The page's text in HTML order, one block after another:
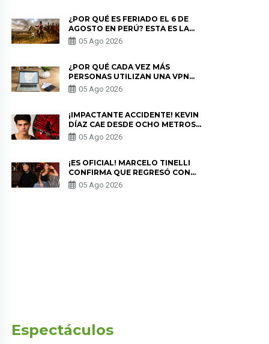
¿POR QUÉ ES FERIADO EL 6 DE
AGOSTO EN PERÚ? ESTA ES LA
HISTORIA
05 Ago 2026
¿POR QUÉ CADA VEZ MÁS
PERSONAS UTILIZAN UNA VPN
PARA PROTEGER SU
PRIVACIDAD?
05 Ago 2026
¡IMPACTANTE ACCIDENTE! KEVIN
DÍAZ CAE DESDE OCHO METROS
EN “ESTO ES GUERRA” Y GENERA
PREOCUPACIÓN
05 Ago 2026
¡ES OFICIAL! MARCELO TINELLI
CONFIRMA QUE REGRESÓ CON
MILETT FIGUEROA: “EL AMOR
PUDO MÁS”
05 Ago 2026
Espectáculos